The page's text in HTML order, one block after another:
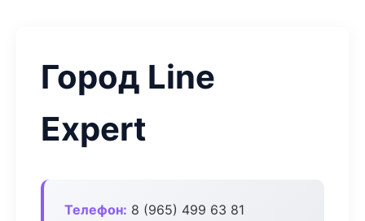
Город Line
Expert
Телефон: 8 (965) 499 63 81